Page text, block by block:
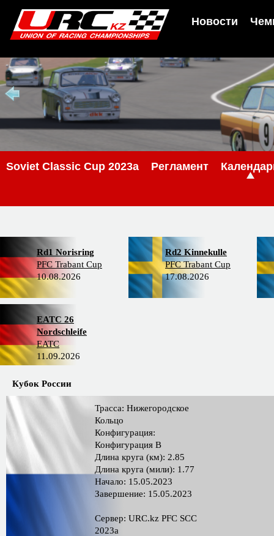
Новости
Soviet Classic Cup 2023a Регламент
Rd1 Norisring
PFC Trabant Cup
10.08.2026
Rd2 Kinnekulle
PFC Trabant Cup
17.08.2026
EATC 26
Nordschleife
EATC
11.09.2026
Кубок России
Трасса: Нижегородское
Кольцо
Конфигурация:
Конфигурация B
Длина круга (км): 2.85
Длина круга (мили): 1.77
Начало: 15.05.2023
Завершение: 15.05.2023
Сервер: URC.kz PFC SCC
2023a